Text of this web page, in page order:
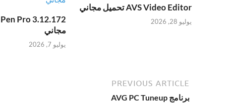
AVS Video Editor تحميل مجاني
يوليو 28, 2026
مجاني
يوليو 7, 2026
PREVIOUS ARTICLE
برنامج AVG PC Tuneup